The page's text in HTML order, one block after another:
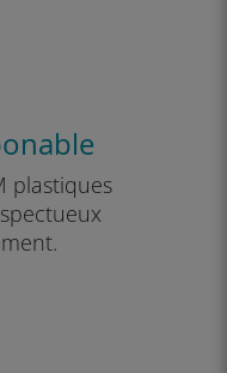
plastiques